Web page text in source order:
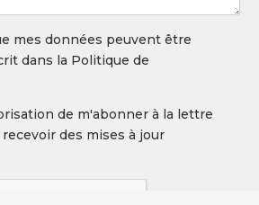
mes données peuvent être
dans la Politique de
de m'abonner à la lettre
des mises à jour